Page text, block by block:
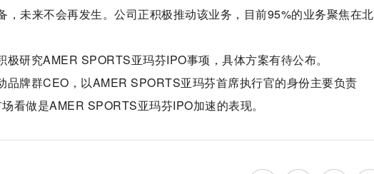
，未来不会再发生。公司正积极推动该业务，目前95%的业务聚焦在北
研究AMER SPORTS亚玛芬IPO事项，具体方案有待公布。
品牌群CEO，以AMER SPORTS亚玛芬首席执行官的身份主要负责
看做是AMER SPORTS亚玛芬IPO加速的表现。